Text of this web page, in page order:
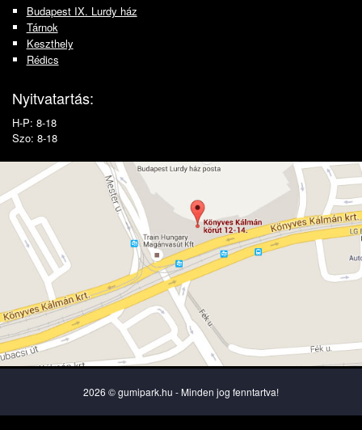
Budapest IX. Lurdy ház
Tárnok
Keszthely
Rédics
Nyitvatartás:
H-P: 8-18
Szo: 8-18
2026 © gumipark.hu - Minden jog fenntartva!